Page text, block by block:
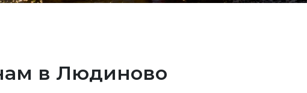
в Людиново